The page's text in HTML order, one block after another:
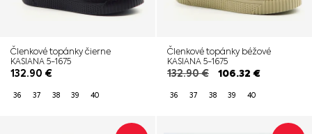
Členkové topánky čierne
KASIANA 5-1675
132.90 €
36 37 38 39 40
Členkové topánky béžové
KASIANA 5-1675
132.90€ 106.32 €
36 37 38 39 40